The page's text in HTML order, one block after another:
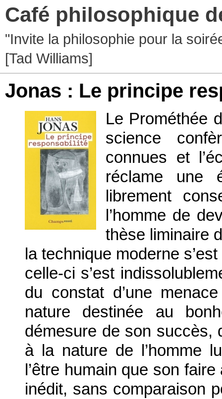
Café philosophique
"Invite la philosophie pour la
[Tad Williams]
Jonas : Le principe
Le Prométhée
science
connues et
réclame une
librement
l’homme de
thèse liminaire
la technique moderne
celle-ci s’est
du constat d’une
nature destinée au
démesure de son succès,
à la nature de l’homme
l’être humain que son
inédit, sans comparaison